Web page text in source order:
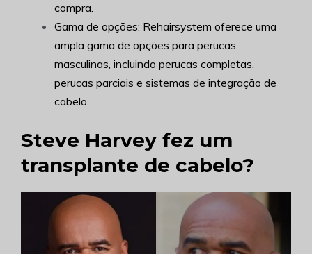
compra.
Gama de opções: Rehairsystem oferece uma
ampla gama de opções para perucas
masculinas, incluindo perucas completas,
perucas parciais e sistemas de integração de
cabelo.
Steve Harvey fez um
transplante de cabelo?